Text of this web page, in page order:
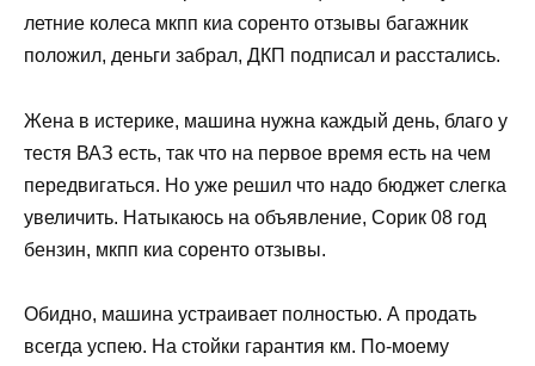
летние колеса мкпп киа соренто отзывы багажник
положил, деньги забрал, ДКП подписал и расстались.
Жена в истерике, машина нужна каждый день, благо у
тестя ВАЗ есть, так что на первое время есть на чем
передвигаться. Но уже решил что надо бюджет слегка
увеличить. Натыкаюсь на объявление, Сорик 08 год
бензин, мкпп киа соренто отзывы.
Обидно, машина устраивает полностью. А продать
всегда успею. На стойки гарантия км. По-моему